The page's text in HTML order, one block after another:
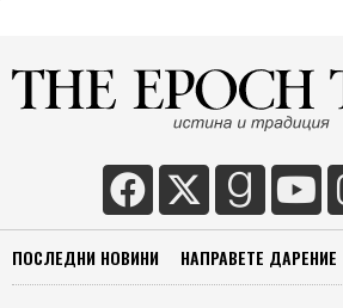
ПОСЛЕДНИ НОВИНИ НАПРАВЕТЕ ДАРЕНИЕ